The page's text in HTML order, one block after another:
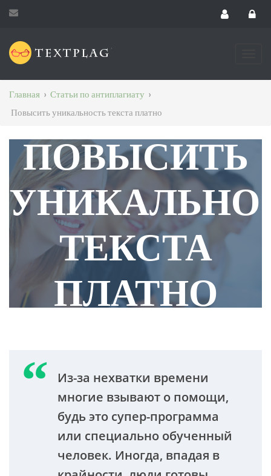
Главная › Статьи по антиплагиату ›
Повысить уникальность текста платно
ПОВЫСИТЬ
ТЕКСТА
ПЛАТНО
Из-за нехватки времени
многие взывают о помощи,
будь это супер-программа
или специально обученный
человек. Иногда, впадая в